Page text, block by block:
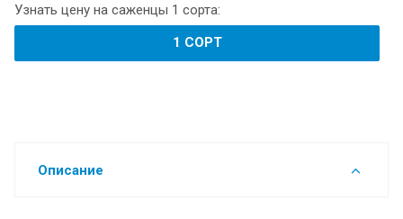
Узнать цену на саженцы 1 сорта:
1 СОРТ
Описание